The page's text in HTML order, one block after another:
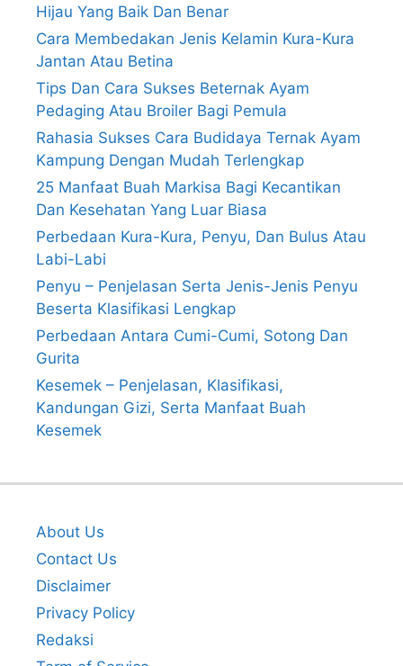
Hijau Yang Baik Dan Benar
Cara Membedakan Jenis Kelamin Kura-Kura
Jantan Atau Betina
Tips Dan Cara Sukses Beternak Ayam
Pedaging Atau Broiler Bagi Pemula
Rahasia Sukses Cara Budidaya Ternak Ayam
Kampung Dengan Mudah Terlengkap
25 Manfaat Buah Markisa Bagi Kecantikan
Dan Kesehatan Yang Luar Biasa
Perbedaan Kura-Kura, Penyu, Dan Bulus Atau
Labi-Labi
Penyu – Penjelasan Serta Jenis-Jenis Penyu
Beserta Klasifikasi Lengkap
Perbedaan Antara Cumi-Cumi, Sotong Dan
Gurita
Kesemek – Penjelasan, Klasifikasi,
Kandungan Gizi, Serta Manfaat Buah
Kesemek
About Us
Contact Us
Disclaimer
Privacy Policy
Redaksi